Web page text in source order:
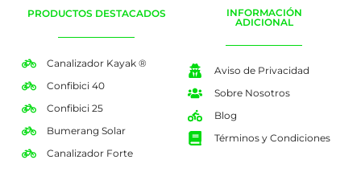
PRODUCTOS DESTACADOS
Canalizador Kayak ®
Confibici 40
Confibici 25
Bumerang Solar
Canalizador Forte
INFORMACIÓN
ADICIONAL
Aviso de Privacidad
Sobre Nosotros
Blog
Términos y Condiciones